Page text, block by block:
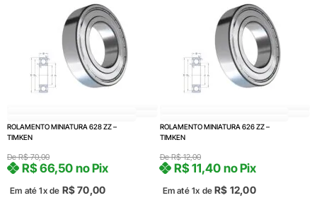
ROLAMENTO MINIATURA 628 ZZ –
TIMKEN
DeR$70,00
Em até 1x de R$70,00
R$66,50 no Pix
ROLAMENTO MINIATURA 626 ZZ –
TIMKEN
DeR$12,00
Em até 1x de R$ 12,00
R$11,40 no Pix